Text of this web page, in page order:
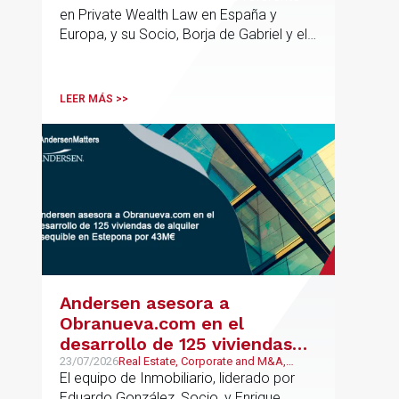
en Private Wealth Law en España y
Europa, y su Socio, Borja de Gabriel y el
profesionales clave del sector.
LEER MÁS >>
Andersen asesora a
Obranueva.com en el
desarrollo de 125 viviendas
de alquiler asequible en
Estepona por 43M€
23/07/2026Real Estate, Corporate and M&A,
Público y Regulatorio
El equipo de Inmobiliario, liderado por